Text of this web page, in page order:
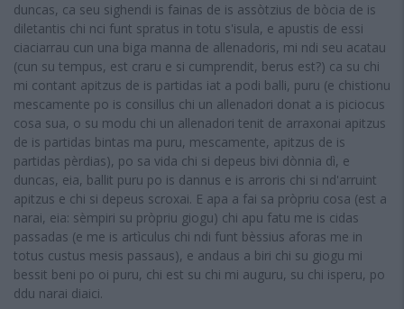
duncas, ca seu sighendi is fainas de is assòtzius de bòcia de is
diletantis chi nci funt spratus in totu s'isula, e apustis de essi
ciaciarrau cun una biga manna de allenadoris, mi ndi seu acatau
(cun su tempus, est craru e si cumprendit, berus est?) ca su chi
mi contant apitzus de is partidas iat a podi balli, puru (e chistionu
mescamente po is consillus chi un allenadori donat a is piciocus
cosa sua, o su modu chi un allenadori tenit de arraxonai apitzus
de is partidas bintas ma puru, mescamente, apitzus de is
partidas pèrdias), po sa vida chi si depeus bivi dònnia dì, e
duncas, eia, ballit puru po is dannus e is arroris chi si nd'arruint
apitzus e chi si depeus scroxai. E apa a fai sa pròpriu cosa (est a
narai, eia: sèmpiri su pròpriu giogu) chi apu fatu me is cidas
passadas (e me is artìculus chi ndi funt bèssius aforas me in
totus custus mesis passaus), e andaus a biri chi su giogu mi
bessit beni po oi puru, chi est su chi mi auguru, su chi isperu, po
ddu narai diaici.